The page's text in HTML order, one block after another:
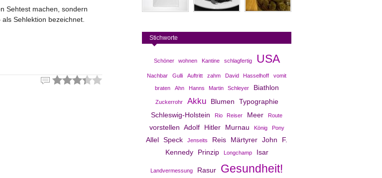
Sehtest machen, sondern
Sehlektion bezeichnet.
Stichworte
Schöner wohnen Kantine schlagfertig USA
Nachbar Gulli Auftritt zahm David Hasselhoff vomit
braten Ahn Hanns Martin Schleyer Biathlon
Zuckerrohr Akku Blumen
Typographie
Schleswig-Holstein
Rio Reiser Meer Route
vorstellen Adolf Hitler Murnau König Pony
Allel Speck Jenseits Reis Märtyrer John F.
Kennedy
Prinzip Longchamp Isar
Landvermessung Rasur
Gesundheit!